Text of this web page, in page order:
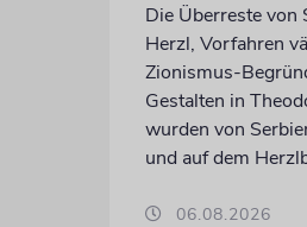
Die Überreste von
Herzl, Vorfahren
Zionismus-
Gestalten in
wurden von
und auf dem
06.08.2026